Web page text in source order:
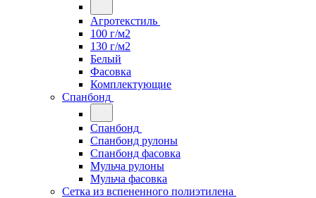
Агротекстиль
100 г/м2
130 г/м2
Белый
Фасовка
Комплектующие
Спанбонд
Спанбонд
Спанбонд рулоны
Спанбонд фасовка
Мульча рулоны
Мульча фасовка
Сетка из вспененного полиэтилена